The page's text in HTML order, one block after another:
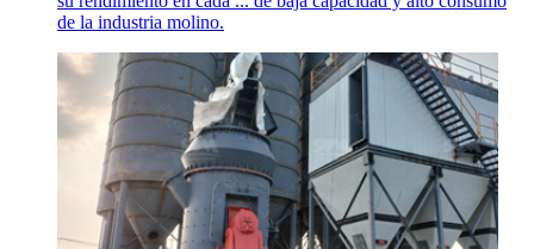
de la industria molino.